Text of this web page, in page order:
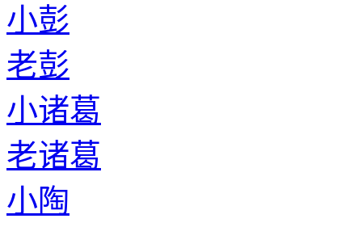
小彭
老彭
小诸葛
老诸葛
小陶